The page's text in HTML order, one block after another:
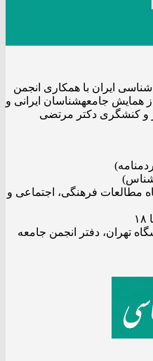
ایران با همکاری انجمن
همایش جامعهشناسان ایرانی و
و کنشگری دکتر مرتضی
مطالعات فرهنگی، اجتماعی و
تهران، دفتر انجمن جامعه